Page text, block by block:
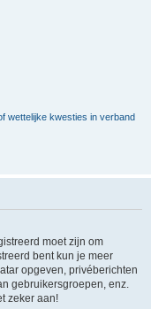
wettelijke kwesties in verband
moet zijn om
bent kun je meer
opgeven, privéberichten
gebruikersgroepen, enz.
zeker aan!